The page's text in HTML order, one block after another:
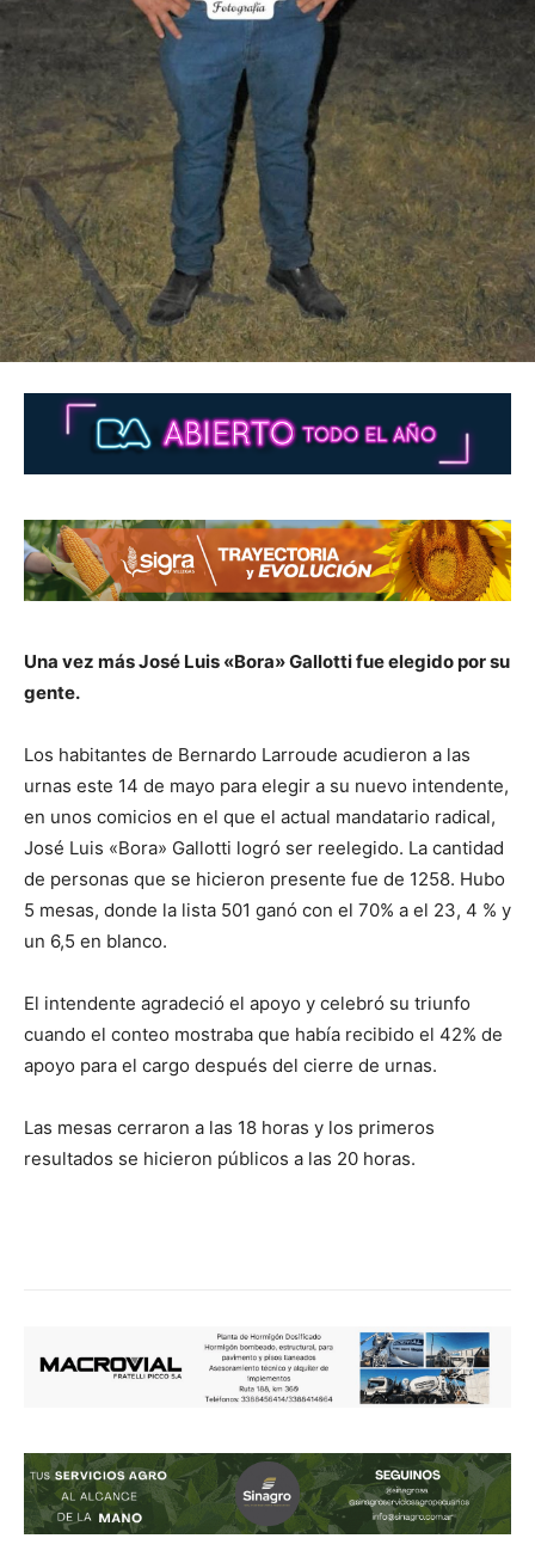
Una vez más José Luis «Bora» Gallotti fue elegido por su
gente.
Los habitantes de Bernardo Larroude acudieron a las
urnas este 14 de mayo para elegir a su nuevo intendente,
en unos comicios en el que el actual mandatario radical,
José Luis «Bora» Gallotti logró ser reelegido. La cantidad
de personas que se hicieron presente fue de 1258. Hubo
5 mesas, donde la lista 501 ganó con el 70% a el 23, 4 % y
un 6,5 en blanco.
El intendente agradeció el apoyo y celebró su triunfo
cuando el conteo mostraba que había recibido el 42% de
apoyo para el cargo después del cierre de urnas.
Las mesas cerraron a las 18 horas y los primeros
resultados se hicieron públicos a las 20 horas.